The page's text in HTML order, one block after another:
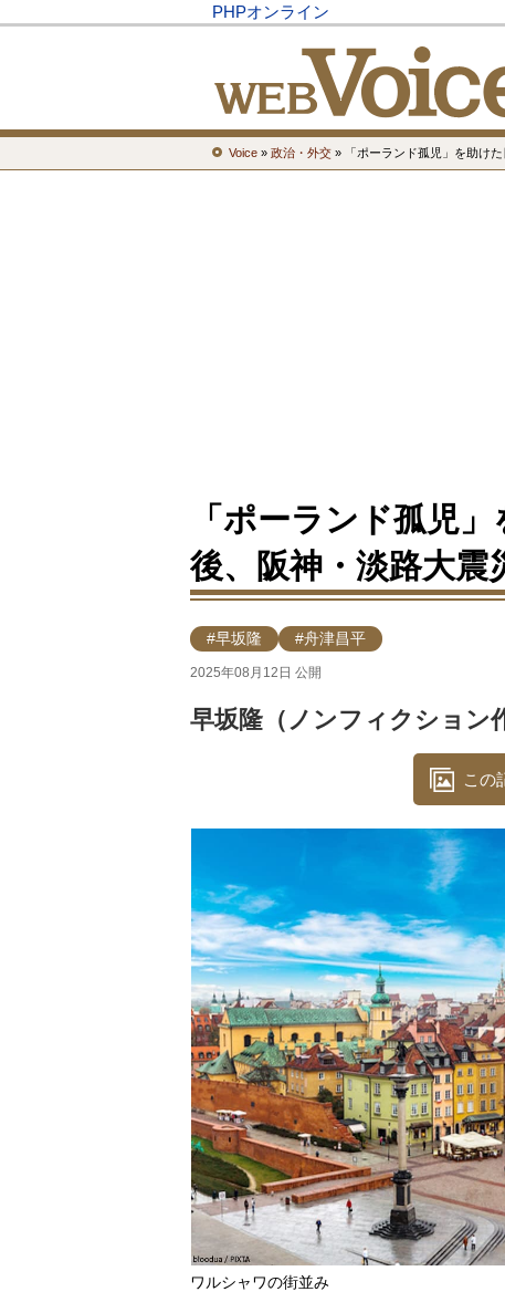
PHPオンライン
Voice » 政治・外交 » 「ポーランド孤児」を助け
「ポーランド孤児
後、阪神・淡路大震
#早坂隆 #舟津昌平
2025年08月12日 公開
早坂隆（ノンフィクション
この
ワルシャワの街並み